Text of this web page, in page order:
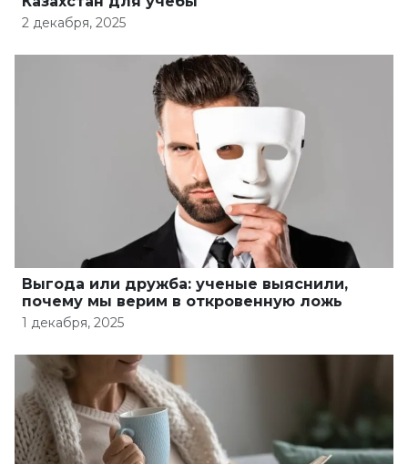
2 декабря, 2025
Выгода или дружба: ученые выяснили,
почему мы верим в откровенную ложь
1 декабря, 2025